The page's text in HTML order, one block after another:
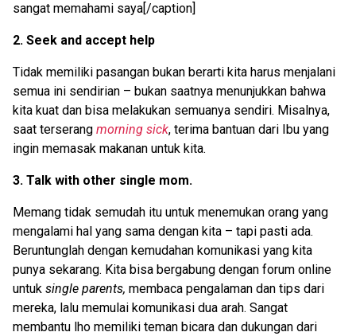
sangat memahami saya[/caption]
2. Seek and accept help
Tidak memiliki pasangan bukan berarti kita harus menjalani
semua ini sendirian – bukan saatnya menunjukkan bahwa
kita kuat dan bisa melakukan semuanya sendiri. Misalnya,
saat terserang morning sick, terima bantuan dari Ibu yang
ingin memasak makanan untuk kita.
3. Talk with other single mom.
Memang tidak semudah itu untuk menemukan orang yang
mengalami hal yang sama dengan kita – tapi pasti ada.
Beruntunglah dengan kemudahan komunikasi yang kita
punya sekarang. Kita bisa bergabung dengan forum online
untuk single parents, membaca pengalaman dan tips dari
mereka, lalu memulai komunikasi dua arah. Sangat
membantu lho memiliki teman bicara dan dukungan dari